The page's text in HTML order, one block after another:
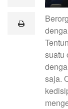
lprint
suatu
saja.